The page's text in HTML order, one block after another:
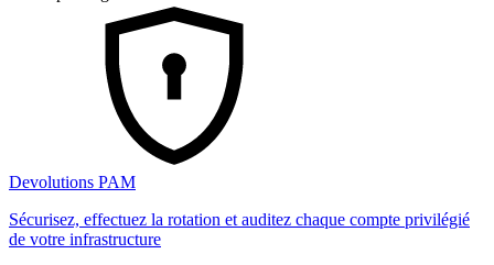
Devolutions PAM
Sécurisez, effectuez la rotation et auditez chaque compte privilégié
de votre infrastructure